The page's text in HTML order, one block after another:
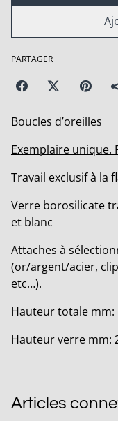
PARTAGER
Boucles d’oreilles
Exemplaire unique.
Travail exclusif à la
Verre borosilicate
et blanc
Attaches à
(or/argent/acier,
etc…).
Hauteur totale
Hauteur verre mm:
Articles